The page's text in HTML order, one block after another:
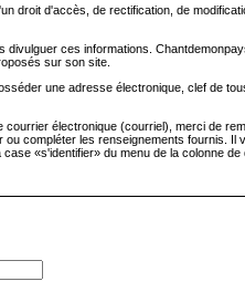
droit d'accès, de rectification, de
divulguer ces informations.
sur son site.
une adresse électronique, clef de
électronique (courriel), merci de
ou compléter les renseignements fournis. Il
«s'identifier» du menu de la colonne de